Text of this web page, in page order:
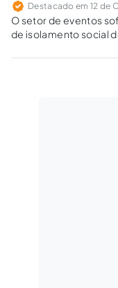
Destacado em 12 de
O setor de eventos
de isolamento social
derrubada do veto